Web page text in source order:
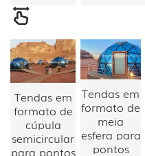
Tendas em
formato de
cúpula
semicircular
para pontos
Tendas em
formato de
meia
esfera para
pontos